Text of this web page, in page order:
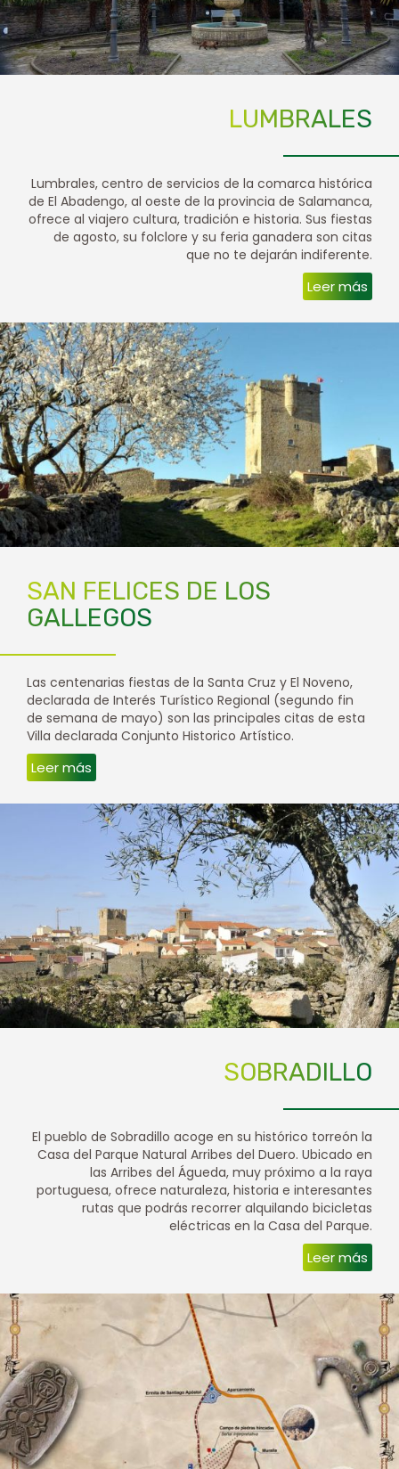
LUMBRALES
Lumbrales, centro de servicios de la comarca histórica
de El Abadengo, al oeste de la provincia de Salamanca,
ofrece al viajero cultura, tradición e historia. Sus fiestas
de agosto, su folclore y su feria ganadera son citas
que no te dejarán indiferente.
Leer más
SAN FELICES DE LOS
GALLEGOS
Las centenarias fiestas de la Santa Cruz y El Noveno,
declarada de Interés Turístico Regional (segundo fin
de semana de mayo) son las principales citas de esta
Villa declarada Conjunto Historico Artístico.
Leer más
SOBRADILLO
El pueblo de Sobradillo acoge en su histórico torreón la
Casa del Parque Natural Arribes del Duero. Ubicado en
las Arribes del Águeda, muy próximo a la raya
portuguesa, ofrece naturaleza, historia e interesantes
rutas que podrás recorrer alquilando bicicletas
eléctricas en la Casa del Parque.
Leer más